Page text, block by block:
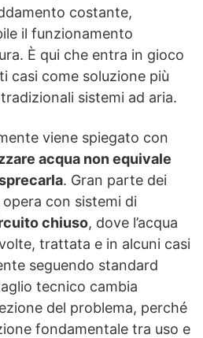
costante,
il funzionamento
È qui che entra in gioco
casi come soluzione più
sistemi ad aria.
viene spiegato con
acqua non equivale
. Gran parte dei
con sistemi di
chiuso, dove l’acqua
trattata e in alcuni casi
seguendo standard
tecnico cambia
del problema, perché
fondamentale tra uso e